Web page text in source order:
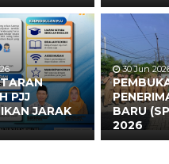
PJJ
JARAK
30 Jun
BARU
2026